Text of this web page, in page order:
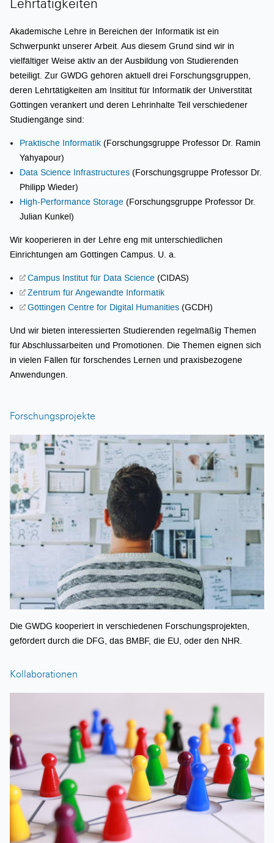
Lehrtätigkeiten
Akademische Lehre in Bereichen der Informatik ist ein
Schwerpunkt unserer Arbeit. Aus diesem Grund sind wir in
vielfältiger Weise aktiv an der Ausbildung von Studierenden
beteiligt. Zur GWDG gehören aktuell drei Forschungsgruppen,
deren Lehrtätigkeiten am Insititut für Informatik der Universtität
Göttingen verankert und deren Lehrinhalte Teil verschiedener
Studiengänge sind:
Praktische Informatik (Forschungsgruppe Professor Dr. Ramin
Yahyapour)
Data Science Infrastructures (Forschungsgruppe Professor Dr.
Philipp Wieder)
High-Performance Storage (Forschungsgruppe Professor Dr.
Julian Kunkel)
Wir kooperieren in der Lehre eng mit unterschiedlichen
Einrichtungen am Göttingen Campus. U. a.
Campus Institut für Data Science (CIDAS)
Zentrum für Angewandte Informatik
Göttingen Centre for Digital Humanities (GCDH)
Und wir bieten interessierten Studierenden regelmäßig Themen
für Abschlussarbeiten und Promotionen. Die Themen eignen sich
in vielen Fällen für forschendes Lernen und praxisbezogene
Anwendungen.
Forschungsprojekte
Die GWDG kooperiert in verschiedenen Forschungsprojekten,
gefördert durch die DFG, das BMBF, die EU, oder den NHR.
Kollaborationen